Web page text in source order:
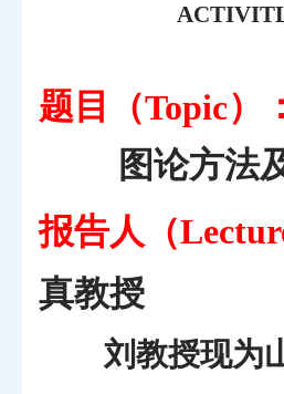
题目（Topic）：
图论方法
报告人（
真教授
刘教授现为